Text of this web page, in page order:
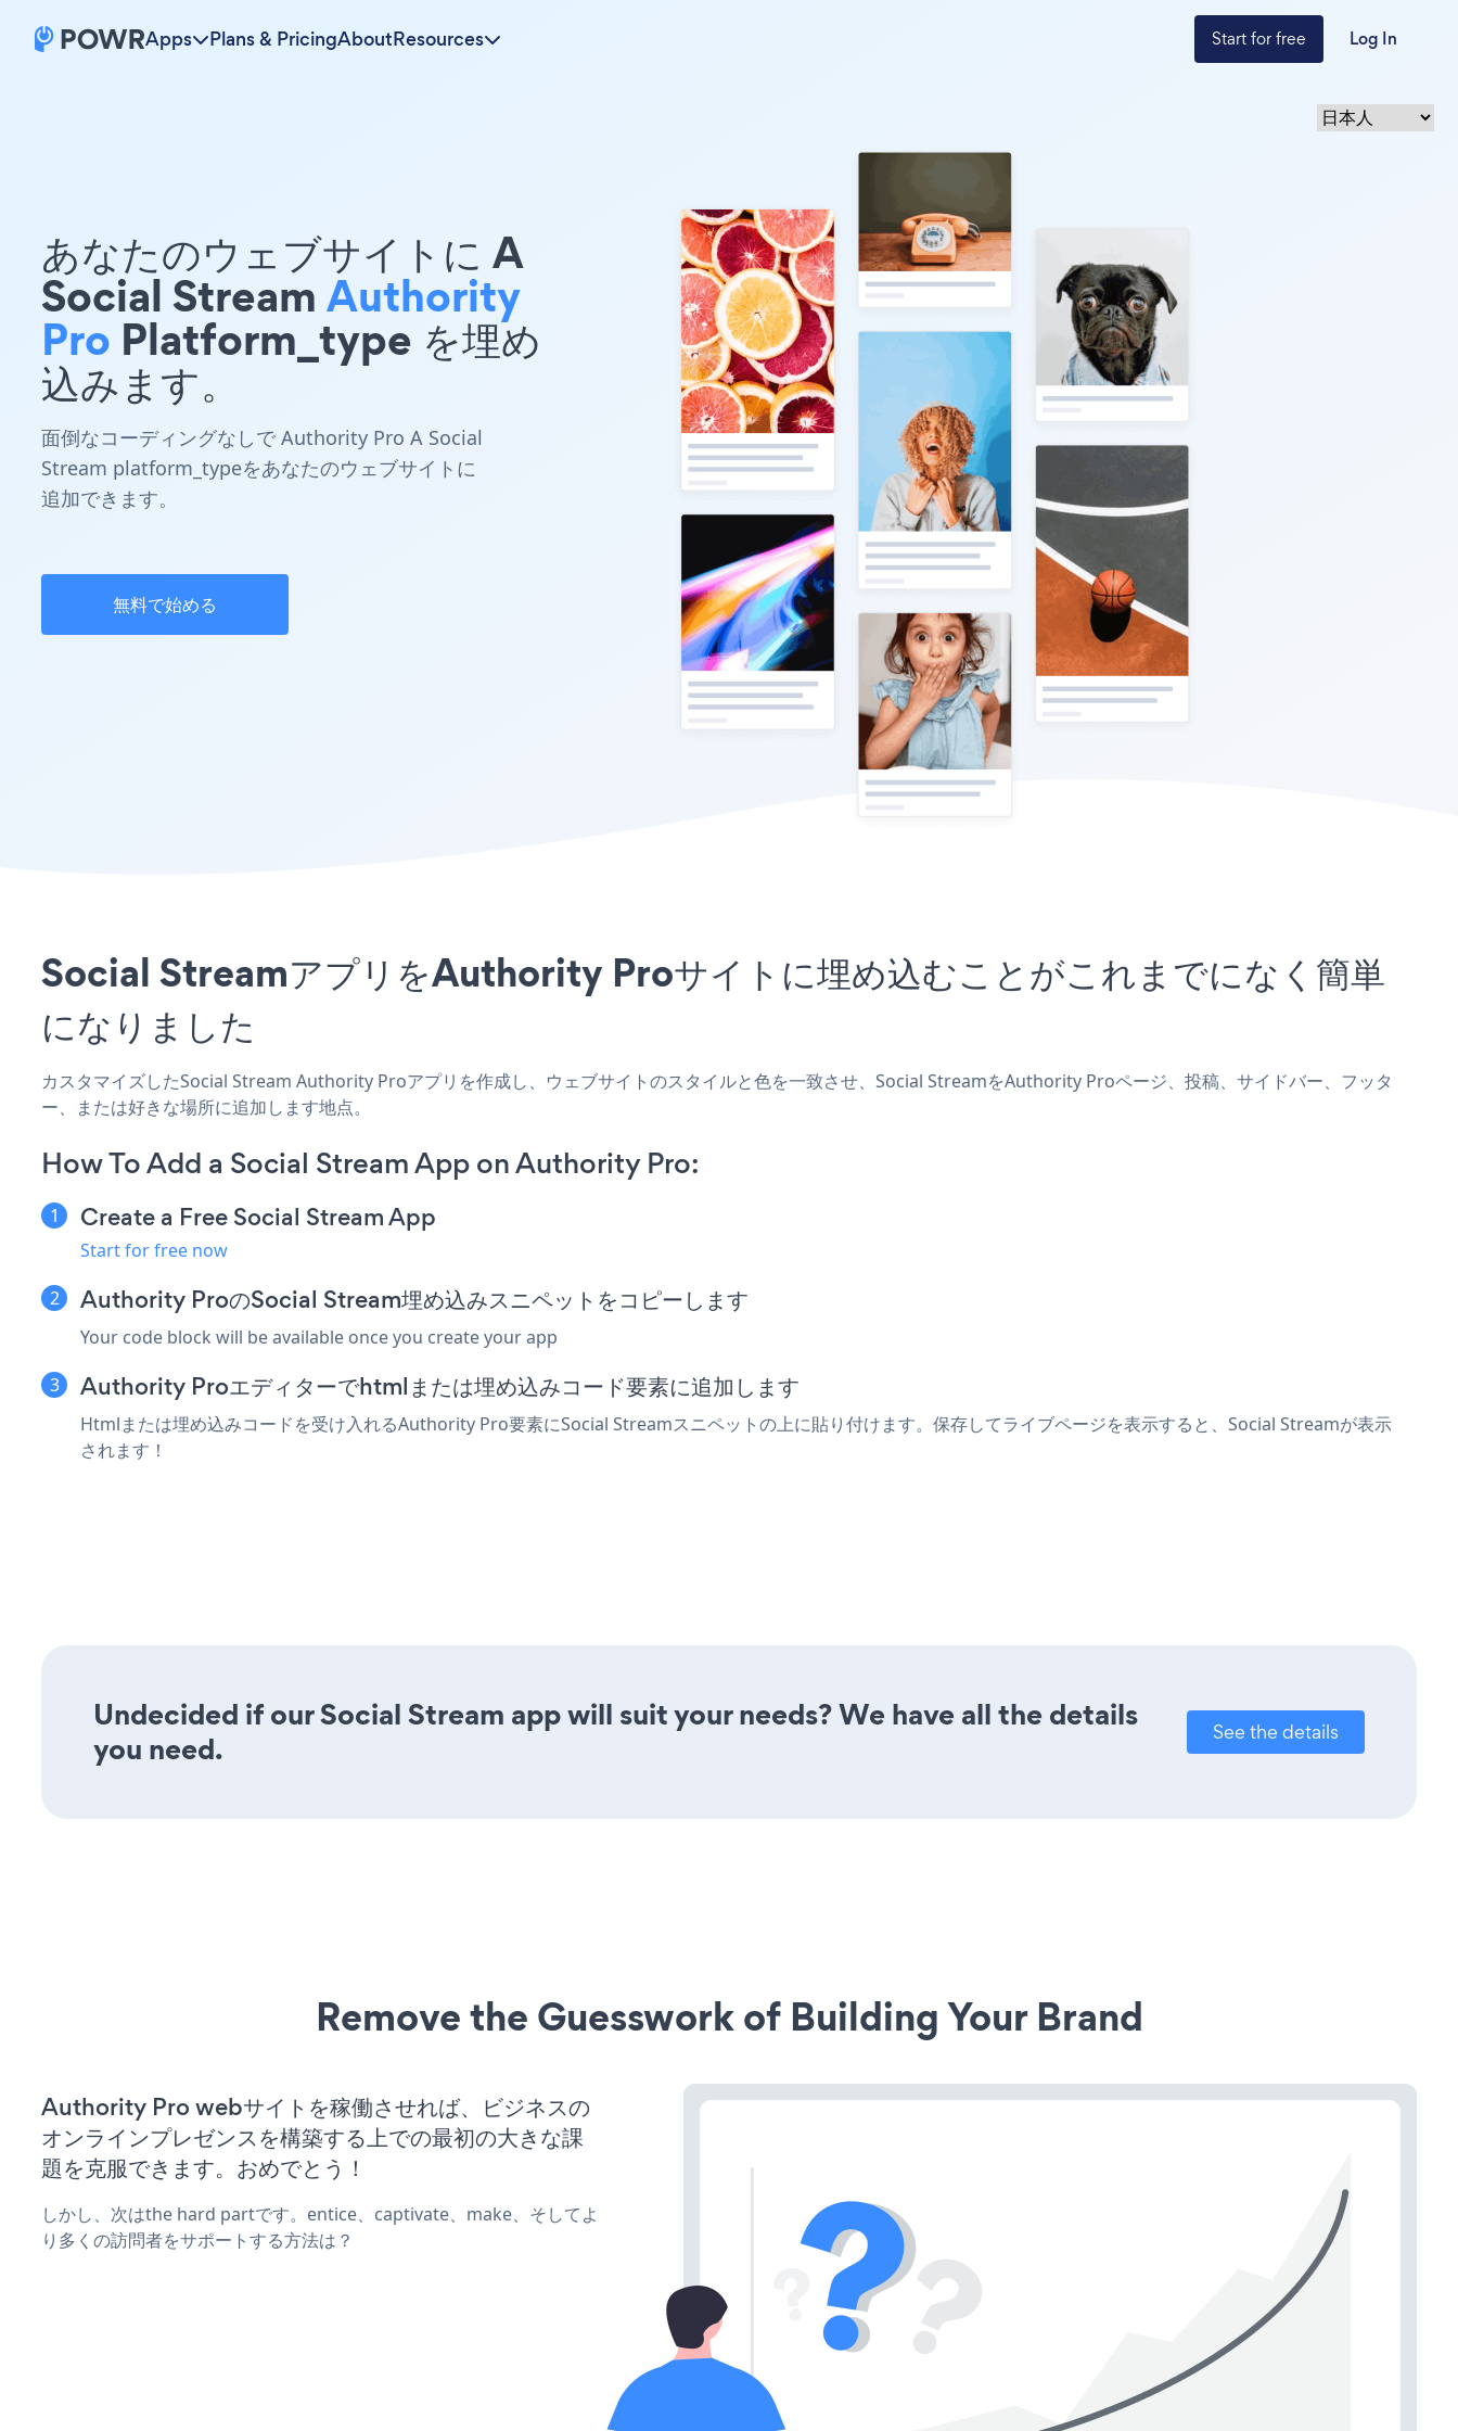
Apps Plans & PricingAboutResources Start for free Log In
あなたのウェブサイトに A
Social StreamAuthority
Pro Platform_type を埋め
込みます。
面倒なコーディングなしで Authority Pro A Social
Stream platform_typeをあなたのウェブサイトに
追加できます。
無料で始める
Social StreamアプリをAuthority Proサイトに埋め込むことがこれまでになく簡単
になりました
カスタマイズしたSocial Stream Authority Proアプリを作成し、ウェブサイトのスタイルと色を一致させ、Social StreamをAuthority Proページ、投稿、サイドバー、フッタ
ー、または好きな場所に追加します地点。
How To Add a Social Stream App on Authority Pro:
Create a Free Social Stream App
Start for free now
Authority ProのSocial Stream埋め込みスニペットをコピーします
Your code block will be available once you create your app
Authority Proエディターでhtmlまたは埋め込みコード要素に追加します
Htmlまたは埋め込みコードを受け入れるAuthority Pro要素にSocial Streamスニペットの上に貼り付けます。保存してライブページを表示すると、Social Streamが表示
されます！
Undecided if our Social Stream app will suit your needs? We have all the details
you need.
See the details
Remove the Guesswork of Building Your Brand
Authority Pro webサイトを稼働させれば、ビジネスの
オンラインプレゼンスを構築する上での最初の大きな課
題を克服できます。おめでとう！
しかし、次はthe hard partです。entice、captivate、make、そしてよ
り多くの訪問者をサポートする方法は？